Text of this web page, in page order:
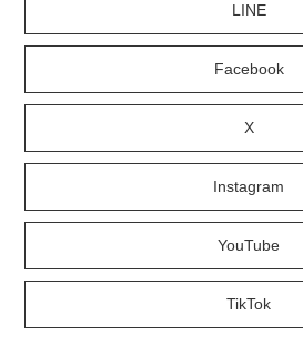
LINE
Facebook
X
Instagram
YouTube
TikTok